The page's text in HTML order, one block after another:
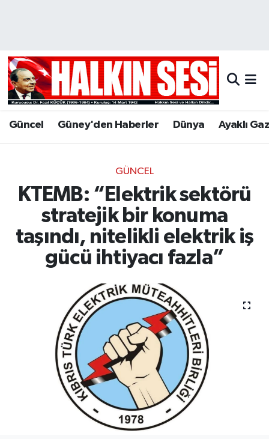
Güncel Güney'den Haberler Dünya Ayaklı
GÜNCEL
KTEMB: “Elektrik sektörü
stratejik bir konuma
taşındı, nitelikli elektrik iş
gücü ihtiyacı fazla”
Hava Durumu
Trafik Durumu
Son Dakika Haberleri
Haber Arşivi